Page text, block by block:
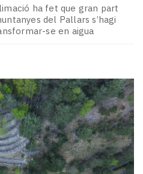
ha fet que gran part
del Pallars s’hagi
se en aigua